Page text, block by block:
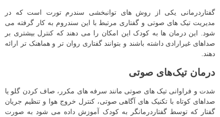
گفتاردرمانی یکی از روش های توانبخشی سندرم تورت است که در
مدیریت تیک های صوتی و گفتاری مرتبط با این سندروم به کار گرفته می
شود. این درمان ها به کودک این امکان را می دهند که کنترل بیشتری بر
صداهای غیرارادی داشته باشند و بتوانند گفتاری روان تر و هماهنک تر ارائه
دهند.
درمان تیک‌های صوتی
شدت و فراوانی تیک‌ های صوتی مانند سرفه‌ های مکرر، صاف‌ کردن گلو یا
صداهای کوتاه با تکنیک‌ های آگاهی صوتی، کنترل خروج هوا و تنظیم جریان
گفتار که توسط گفتاردرمانگر به کودک آموزش داده می شود به صورت